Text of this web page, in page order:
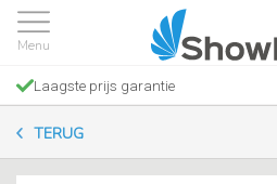
Laagste prijs garantie
TERUG